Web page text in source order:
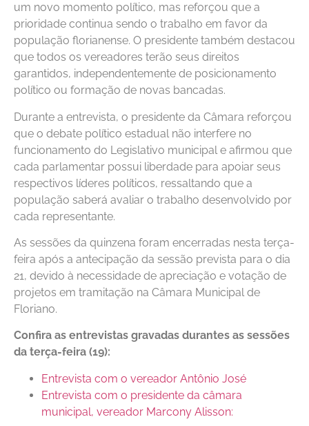
um novo momento político, mas reforçou que a
prioridade continua sendo o trabalho em favor da
população florianense. O presidente também destacou
que todos os vereadores terão seus direitos
garantidos, independentemente de posicionamento
político ou formação de novas bancadas.
Durante a entrevista, o presidente da Câmara reforçou
que o debate político estadual não interfere no
funcionamento do Legislativo municipal e afirmou que
cada parlamentar possui liberdade para apoiar seus
respectivos líderes políticos, ressaltando que a
população saberá avaliar o trabalho desenvolvido por
cada representante.
As sessões da quinzena foram encerradas nesta terça-
feira após a antecipação da sessão prevista para o dia
21, devido à necessidade de apreciação e votação de
projetos em tramitação na Câmara Municipal de
Floriano.
Confira as entrevistas gravadas durantes as sessões
da terça-feira (19):
Entrevista com o vereador Antônio José
Entrevista com o presidente da câmara
municipal, vereador Marcony Alisson: